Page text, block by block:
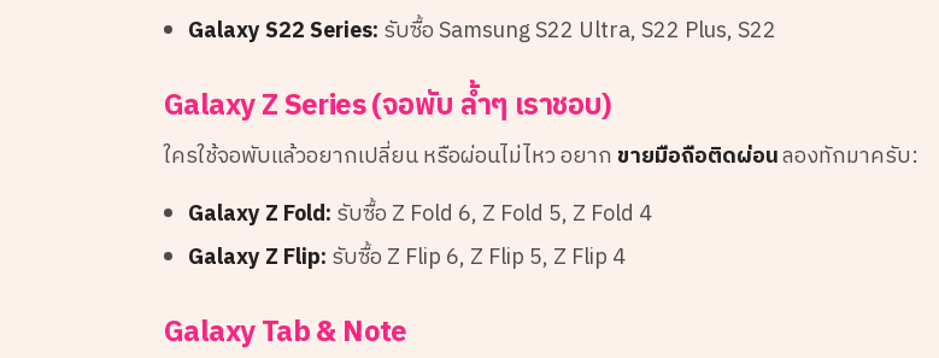
Galaxy S22 Series: รับซื้อ Samsung S22 Ultra, S22 Plus, S22
Galaxy Z Series (จอพับ ล้ำๆ เราชอบ)
ใครใช้จอพับแล้วอยากเปลี่ยน หรือผ่อนไม่ไหว อยาก ขายมือถือติดผ่อนลองทักมาครับ:
Galaxy Z Fold: รับซื้อ Z Fold 6, Z Fold 5, Z Fold 4
Galaxy Z Flip: รับซื้อ Z Flip 6, Z Flip 5, Z Flip 4
Galaxy Tab & Note